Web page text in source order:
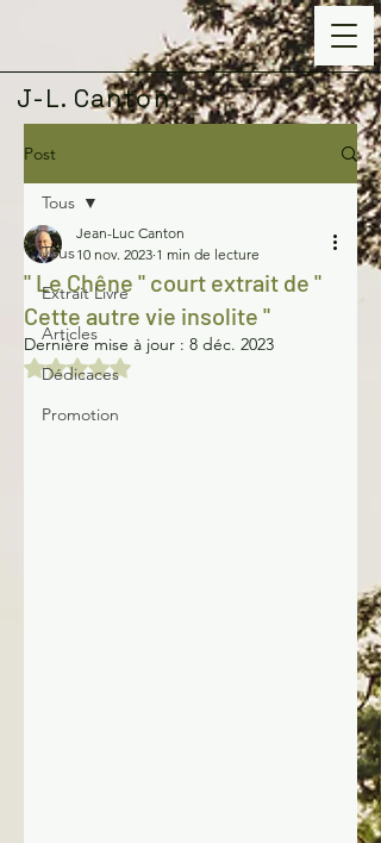
J-L. Canton
Post
Tous
Extrait Livre
Articles
Dédicaces
Promotion
Tous
" Le Chêne " court extrait de "
Cette autre vie insolite "
Jean-Luc Canton
10 nov. 2023 1 min de lecture
Dernière mise à jour : 8 déc. 2023
Noté NaN étoiles sur 5.